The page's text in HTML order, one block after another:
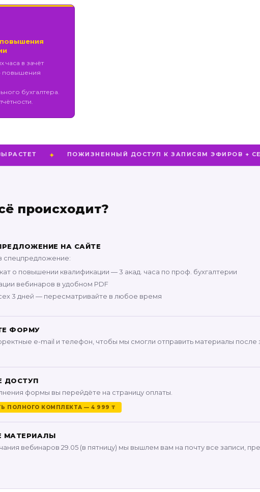
часа в зачёт
повышения
бухгалтера.
✦ ПОЖИЗНЕННЫЙ ДОСТУП К ЗАПИСЯМ ЭФИРОВ +
происходит?
НА САЙТЕ
спецпредложение:
о повышении квалификации — 3 акад. часа по проф. бухгалтерии
вебинаров в удобном PDF
3 дней — пересматривайте в любое время
ФОРМУ
e-mail и телефон, чтобы мы смогли отправить материалы после
ДОСТУП
формы вы перейдёте на страницу оплаты.
ПОЛНОГО КОМПЛЕКТА — 4 999 ₸
МАТЕРИАЛЫ
вебинаров 29.05 (в пятницу) мы вышлем вам на почту все записи,